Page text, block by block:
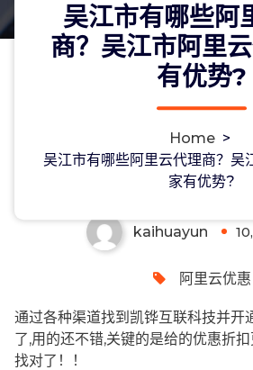
吴江市有哪些阿
商？吴江市阿里
有优势?
Home >
吴江市有哪些阿里云代理商？吴
家有优势?
里云代理哪家有优势?
kaihuayun
阿里云优惠
通过各种渠道找到凯铧互联科技并开
了,用的还不错,关键的是给的优惠折
找对了！！